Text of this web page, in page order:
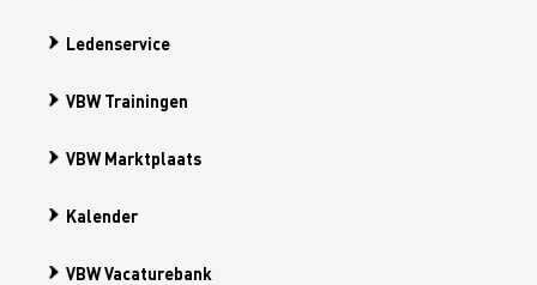
Ledenservice
VBW Trainingen
VBW Marktplaats
Kalender
VBW Vacaturebank